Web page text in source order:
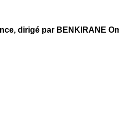
dirigé par BENKIRANE